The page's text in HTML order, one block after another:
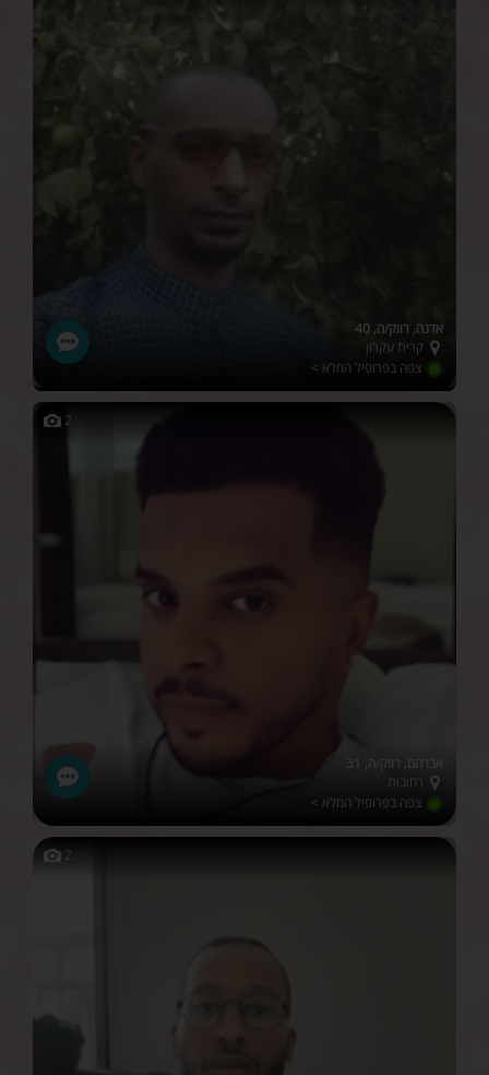
אדנה, רווק/ה, 40
קרית עקרון
צפה בפרופיל המלא >
2
אברהם, רווק/ה, 31
רחובות
צפה בפרופיל המלא >
2